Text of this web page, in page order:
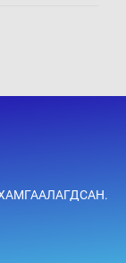
эхлүүлнэ
ХАМГААЛАГДСАН.